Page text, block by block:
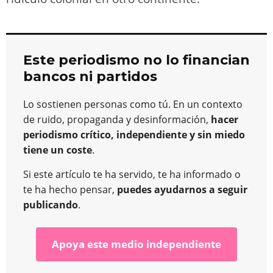
Este periodismo no lo financian
bancos ni partidos
Lo sostienen personas como tú. En un contexto
de ruido, propaganda y desinformación, hacer
periodismo crítico, independiente y sin miedo
tiene un coste.
Si este artículo te ha servido, te ha informado o
te ha hecho pensar, puedes ayudarnos a seguir
publicando.
Apoya este medio independiente